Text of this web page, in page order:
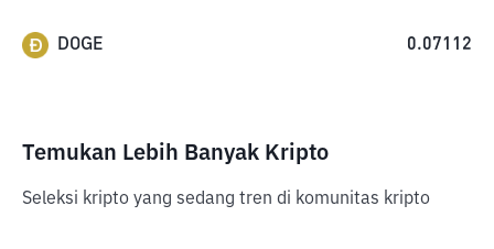
DOGE 0.07112
Temukan Lebih Banyak Kripto
Seleksi kripto yang sedang tren di komunitas kripto